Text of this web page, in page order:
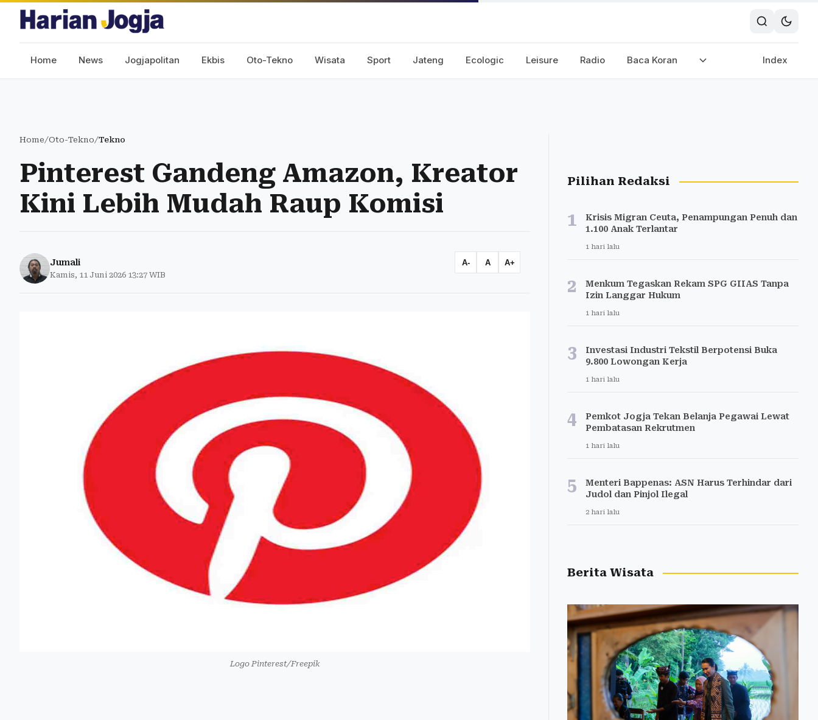
Home News Jogjapolitan Ekbis Oto-Tekno Wisata Sport Jateng Ecologic Leisure Radio Baca Koran Index
Home/Oto-Tekno/Tekno
Pinterest Gandeng Amazon, Kreator
Kini Lebih Mudah Raup Komisi
Jumali
Kamis, 11 Juni 2026 13:27 WIB
A- A A+
Logo Pinterest/Freepik
Pilihan Redaksi
1
Krisis Migran Ceuta, Penampungan Penuh dan
1.100 Anak Terlantar
1 hari lalu
2
Menkum Tegaskan Rekam SPG GIIAS Tanpa
Izin Langgar Hukum
1 hari lalu
3
Investasi Industri Tekstil Berpotensi Buka
9.800 Lowongan Kerja
1 hari lalu
4
Pemkot Jogja Tekan Belanja Pegawai Lewat
Pembatasan Rekrutmen
1 hari lalu
5
Menteri Bappenas: ASN Harus Terhindar dari
Judol dan Pinjol Ilegal
2 hari lalu
Berita Wisata